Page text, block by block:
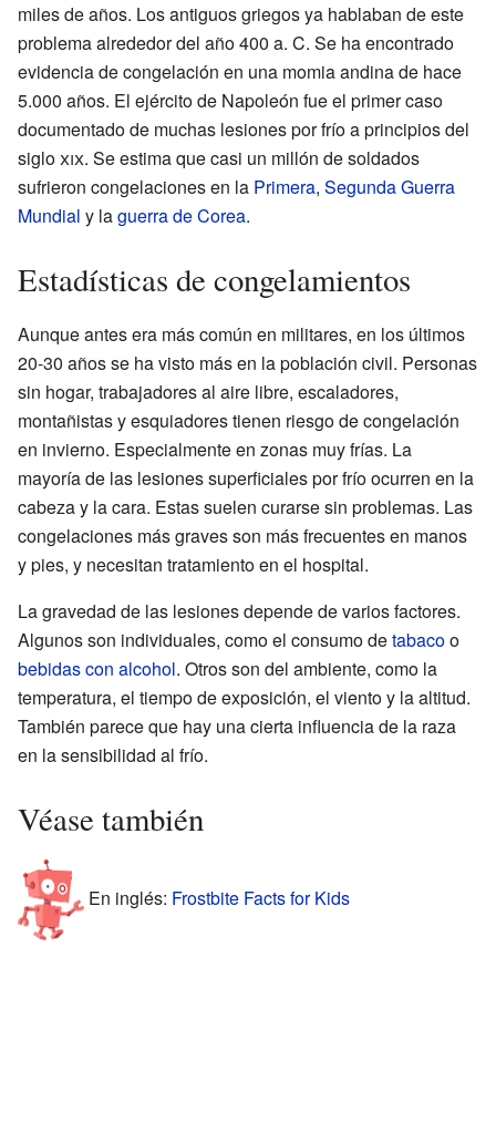
miles de años. Los antiguos griegos ya hablaban de este
problema alrededor del año 400 a. C. Se ha encontrado
evidencia de congelación en una momia andina de hace
5.000 años. El ejército de Napoleón fue el primer caso
documentado de muchas lesiones por frío a principios del
sigloxix. Se estima que casi un millón de soldados
sufrieron congelaciones en la Primera, Segunda Guerra
Mundial y laguerra de Corea.
Estadísticas de congelamientos
Aunque antes era más común en militares, en los últimos
20-30 años se ha visto más en la población civil. Personas
sin hogar, trabajadores al aire libre, escaladores,
montañistas y esquiadores tienen riesgo de congelación
en invierno. Especialmente en zonas muy frías. La
mayoría de las lesiones superficiales por frío ocurren en la
cabeza y la cara. Estas suelen curarse sin problemas. Las
congelaciones más graves son más frecuentes en manos
y pies, y necesitan tratamiento en el hospital.
La gravedad de las lesiones depende de varios factores.
Algunos son individuales, como el consumo detabacoo
bebidas con alcohol. Otros son del ambiente, como la
temperatura, el tiempo de exposición, el viento y la altitud.
También parece que hay una cierta influencia de la raza
en la sensibilidad al frío.
Véase también
En inglés: Frostbite Facts for Kids